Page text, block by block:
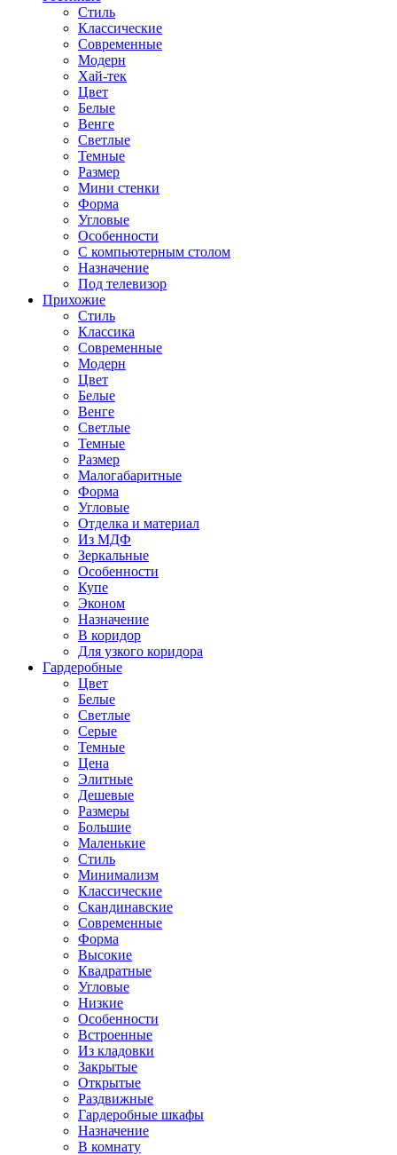
Стиль
Классические
Современные
Модерн
Хай-тек
Цвет
Белые
Венге
Светлые
Темные
Размер
Мини стенки
Форма
Угловые
Особенности
С компьютерным столом
Назначение
Под телевизор
Прихожие
Стиль
Классика
Современные
Модерн
Цвет
Белые
Венге
Светлые
Темные
Размер
Малогабаритные
Форма
Угловые
Отделка и материал
Из МДФ
Зеркальные
Особенности
Купе
Эконом
Назначение
В коридор
Для узкого коридора
Гардеробные
Цвет
Белые
Светлые
Серые
Темные
Цена
Элитные
Дешевые
Размеры
Большие
Маленькие
Стиль
Минимализм
Классические
Скандинавские
Современные
Форма
Высокие
Квадратные
Угловые
Низкие
Особенности
Встроенные
Из кладовки
Закрытые
Открытые
Раздвижные
Гардеробные шкафы
Назначение
В комнату